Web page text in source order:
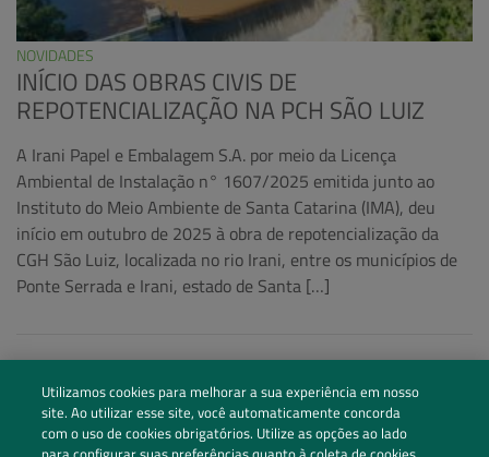
NOVIDADES
INÍCIO DAS OBRAS CIVIS DE
REPOTENCIALIZAÇÃO NA PCH SÃO LUIZ
A Irani Papel e Embalagem S.A. por meio da Licença
Ambiental de Instalação n° 1607/2025 emitida junto ao
Instituto do Meio Ambiente de Santa Catarina (IMA), deu
início em outubro de 2025 à obra de repotencialização da
CGH São Luiz, localizada no rio Irani, entre os municípios de
Ponte Serrada e Irani, estado de Santa […]
Utilizamos cookies para melhorar a sua experiência em nosso
site. Ao utilizar esse site, você automaticamente concorda
com o uso de cookies obrigatórios. Utilize as opções ao lado